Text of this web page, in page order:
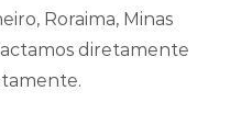
Roraima, Minas
diretamente